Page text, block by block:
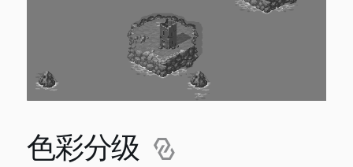
色彩分级